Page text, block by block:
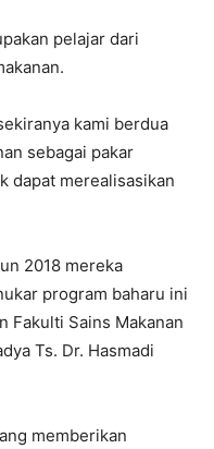
pelajar dari
kami berdua
sebagai pakar
dapat merealisasikan
2018 mereka
program baharu ini
Fakulti Sains Makanan
Ts. Dr. Hasmadi
memberikan